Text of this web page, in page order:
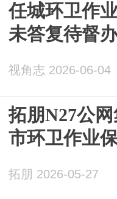
任城环卫作
未答复待督
视角志 2026-06-04
拓朋N27公
市环卫作业
拓朋 2026-05-27